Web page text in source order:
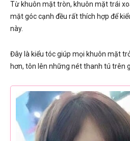
Từ khuôn mặt tròn, khuôn mặt trái
mặt góc cạnh đều rất thích hợp để
này.
Đây là kiểu tóc giúp mọi khuôn mặt
hơn, tôn lên những nét thanh tú trên